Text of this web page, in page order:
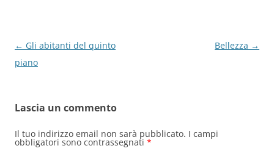
Navigazione
articolo
← Gli abitanti del quinto
piano
Bellezza →
Lascia un commento
Il tuo indirizzo email non sarà pubblicato. I campi
obbligatori sono contrassegnati *